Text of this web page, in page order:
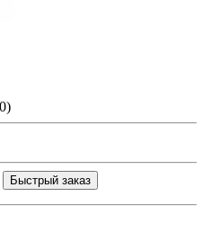
Быстрый заказ